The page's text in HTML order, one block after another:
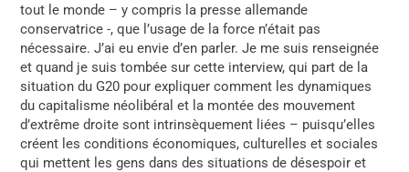
tout le monde – y compris la presse allemande
conservatrice -, que l’usage de la force n’était pas
nécessaire.J’ai eu envie d’en parler. Je me suis renseignée
et quand je suis tombée sur cette interview, qui part de la
situation du G20 pour expliquer comment les dynamiques
du capitalisme néolibéral et la montée des mouvement
d’extrême droitesont intrinsèquement liées – puisqu’elles
créent les conditions économiques, culturelles et sociales
qui mettent les gens dans des situations de désespoir et